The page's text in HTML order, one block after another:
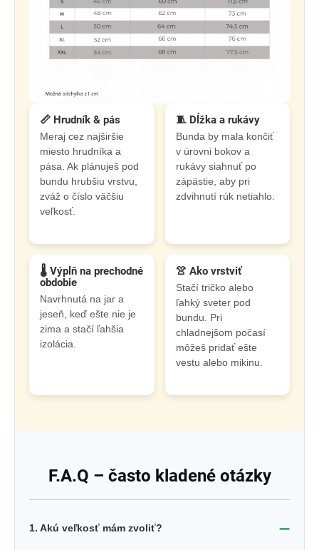
📏 Hrudník & pás
Meraj cez najširšie
miesto hrudníka a
pása. Ak plánuješ pod
bundu hrubšiu vrstvu,
zváž o číslo väčšiu
veľkosť.
🧵 Dĺžka a rukávy
Bunda by mala končiť
v úrovni bokov a
rukávy siahnuť po
zápästie, aby pri
zdvihnutí rúk netiahlo.
🌡️ Výplň na prechodné
obdobie
Navrhnutá na jar a
jeseň, keď ešte nie je
zima a stačí ľahšia
izolácia.
👚 Ako vrstviť
Stačí tričko alebo
ľahký sveter pod
bundu. Pri
chladnejšom počasí
môžeš pridať ešte
vestu alebo mikinu.
F.A.Q – často kladené otázky
1. Akú veľkosť mám zvoliť? ➖